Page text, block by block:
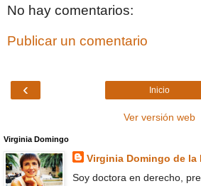
No hay comentarios:
Publicar un comentario
‹ Inicio
Ver versión web
Virginia Domingo
Virginia Domingo de la
Soy doctora en derecho,